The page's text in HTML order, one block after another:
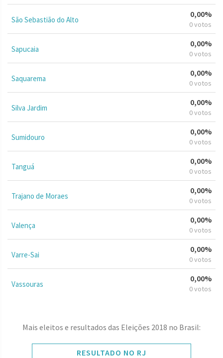
São Sebastião do Alto
0,00%
0 votos
Sapucaia
0,00%
0 votos
Saquarema
0,00%
0 votos
Silva Jardim
0,00%
0 votos
Sumidouro
0,00%
0 votos
Tanguá
0,00%
0 votos
Trajano de Moraes
0,00%
0 votos
Valença
0,00%
0 votos
Varre-Sai
0,00%
0 votos
Vassouras
0,00%
0 votos
Mais eleitos e resultados das Eleições 2018 no Brasil:
RESULTADO NO RJ